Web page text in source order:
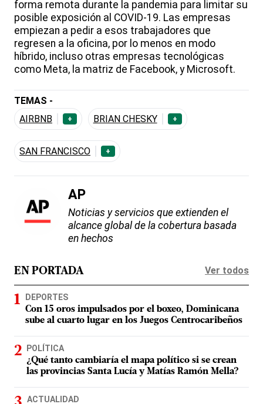
forma remota durante la pandemia para limitar su
posible exposición al COVID-19. Las empresas
empiezan a pedir a esos trabajadores que
regresen a la oficina, por lo menos en modo
híbrido, incluso otras empresas tecnológicas
como Meta, la matriz de Facebook, y Microsoft.
TEMAS -
AIRBNB
+ BRIAN CHESKY +
SAN FRANCISCO +
AP
Noticias y servicios que extienden el
alcance global de la cobertura basada
en hechos
EN PORTADA Ver todos
DEPORTES
Con 15 oros impulsados por el boxeo, Dominicana
sube al cuarto lugar en los Juegos Centrocaribeños
POLÍTICA
¿Qué tanto cambiaría el mapa político si se crean
las provincias Santa Lucía y Matías Ramón Mella?
ACTUALIDAD